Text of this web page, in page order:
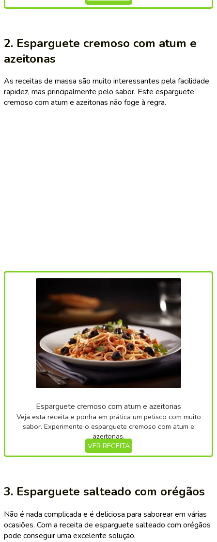
2. Esparguete cremoso com atum e
azeitonas
As receitas de massa são muito interessantes pela facilidade,
rapidez, mas principalmente pelo sabor. Este esparguete
cremoso com atum e azeitonas não foge à regra.
Esparguete cremoso com atum e azeitonas
Veja esta receita e ponha em prática um petisco com muito
sabor. Experimente o esparguete cremoso com atum e
azeitonas.
VER RECEITA
3. Esparguete salteado com orégãos
Não é nada complicada e é deliciosa para saborear em várias
ocasiões. Com a receita de esparguete salteado com orégãos
pode conseguir uma excelente solução.